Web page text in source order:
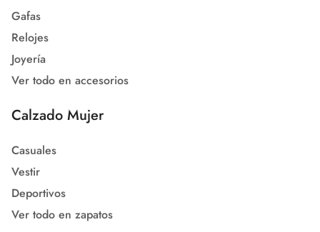
Gafas
Relojes
Joyería
Ver todo en accesorios
Calzado Mujer
Casuales
Vestir
Deportivos
Ver todo en zapatos